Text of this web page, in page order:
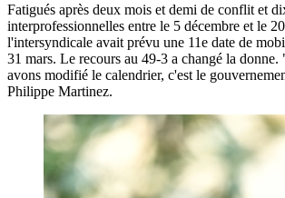
Fatigués après deux mois et demi de conflit et
interprofessionnelles entre le 5 décembre et le
l'intersyndicale avait prévu une 11e date de
31 mars. Le recours au 49-3 a changé la donne.
avons modifié le calendrier, c'est le
Philippe Martinez.